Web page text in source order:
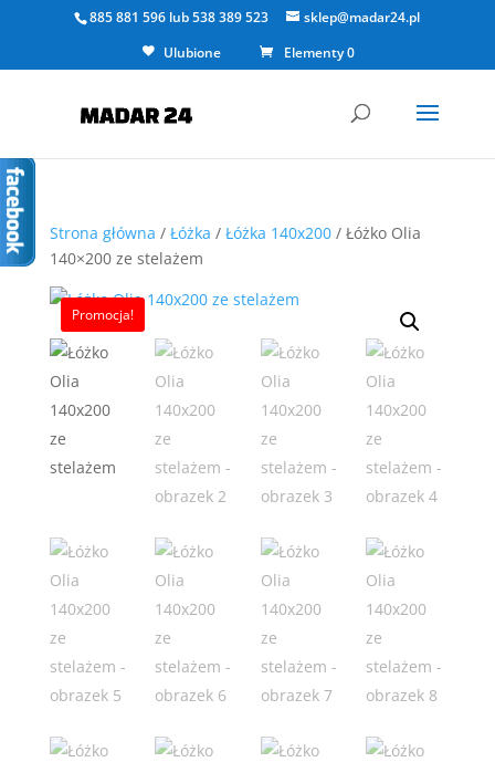
885 881 596 lub538 389 523
sklep@madar24.pl
Ulubione
Elementy 0
Strona główna / Łóżka / Łóżka 140x200/ Łóżko Olia
140×200 ze stelażem
Promocja!